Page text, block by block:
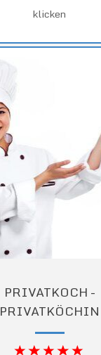
klicken
PRIVATKOCH -
PRIVATKÖCHIN